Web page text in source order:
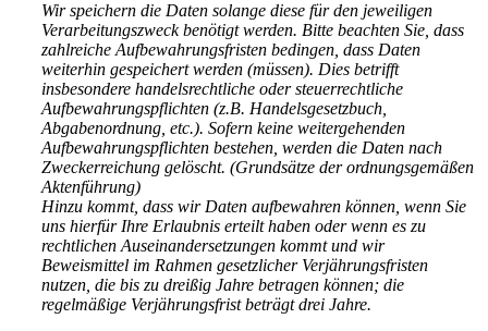
Wir speichern die Daten solange diese für den jeweiligen
Verarbeitungszweck benötigt werden. Bitte beachten Sie, dass
zahlreiche Aufbewahrungsfristen bedingen, dass Daten
weiterhin gespeichert werden (müssen). Dies betrifft
insbesondere handelsrechtliche oder steuerrechtliche
Aufbewahrungspflichten (z.B. Handelsgesetzbuch,
Abgabenordnung, etc.). Sofern keine weitergehenden
Aufbewahrungspflichten bestehen, werden die Daten nach
Zweckerreichung gelöscht. (Grundsätze der ordnungsgemäßen
Aktenführung)
Hinzu kommt, dass wir Daten aufbewahren können, wenn Sie
uns hierfür Ihre Erlaubnis erteilt haben oder wenn es zu
rechtlichen Auseinandersetzungen kommt und wir
Beweismittel im Rahmen gesetzlicher Verjährungsfristen
nutzen, die bis zu dreißig Jahre betragen können; die
regelmäßige Verjährungsfrist beträgt drei Jahre.